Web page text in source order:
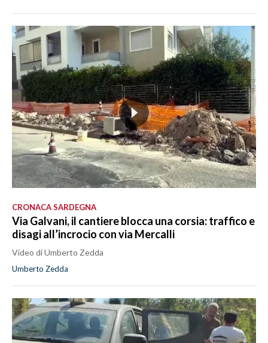
CRONACA SARDEGNA
Via Galvani, il cantiere blocca una corsia: traffico e
disagi all’incrocio con via Mercalli
Video di Umberto Zedda
Umberto Zedda